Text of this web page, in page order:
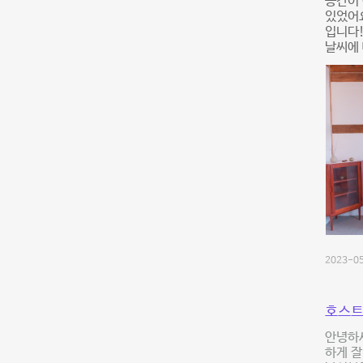
있었
입니
날씨
2023-
호스
안녕
하게